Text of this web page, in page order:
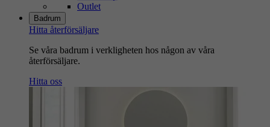
Outlet
Badrum
Hitta återförsäljare
Se våra badrum i verkligheten hos någon av våra
återförsäljare.
Hitta oss